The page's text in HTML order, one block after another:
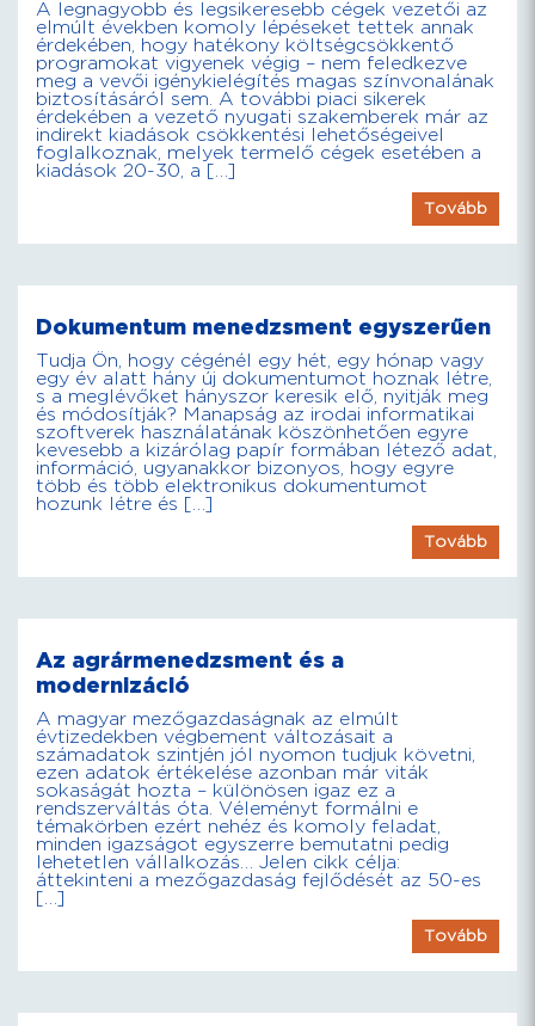
A legnagyobb és legsikeresebb cégek vezetői az
elmúlt években komoly lépéseket tettek annak
érdekében, hogy hatékony költségcsökkentő
programokat vigyenek végig – nem feledkezve
meg a vevői igénykielégítés magas színvonalának
biztosításáról sem. A további piaci sikerek
érdekében a vezető nyugati szakemberek már az
indirekt kiadások csökkentési lehetőségeivel
foglalkoznak, melyek termelő cégek esetében a
kiadások 20-30, a […]
Tovább
Dokumentum menedzsment egyszerűen
Tudja Ön, hogy cégénél egy hét, egy hónap vagy
egy év alatt hány új dokumentumot hoznak létre,
s a meglévőket hányszor keresik elő, nyitják meg
és módosítják? Manapság az irodai informatikai
szoftverek használatának köszönhetően egyre
kevesebb a kizárólag papír formában létező adat,
információ, ugyanakkor bizonyos, hogy egyre
több és több elektronikus dokumentumot
hozunk létre és […]
Tovább
Az agrármenedzsment és a
modernizáció
A magyar mezőgazdaságnak az elmúlt
évtizedekben végbement változásait a
számadatok szintjén jól nyomon tudjuk követni,
ezen adatok értékelése azonban már viták
sokaságát hozta – különösen igaz ez a
rendszerváltás óta. Véleményt formálni e
témakörben ezért nehéz és komoly feladat,
minden igazságot egyszerre bemutatni pedig
lehetetlen vállalkozás… Jelen cikk célja:
áttekinteni a mezőgazdaság fejlődését az 50-es
[…]
Tovább